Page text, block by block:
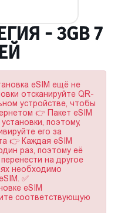
- 3GB 7
eSIM ещё не
отсканируйте QR-
устройстве, чтобы
👉 Пакет eSIM
поэтому,
его за
👉 Каждая eSIM
раз, поэтому её
на другое
необходимо
✅
eSIM
соответствующую